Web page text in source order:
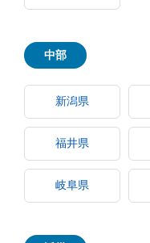
中部
新潟県
福井県
岐阜県